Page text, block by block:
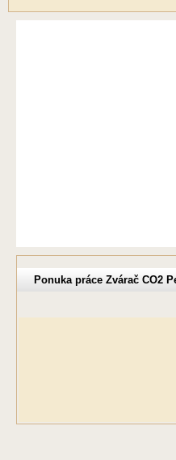
Ponuka práce Zvárač CO2